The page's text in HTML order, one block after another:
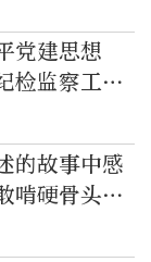
党建思想
检监察工作
作风建设常
的故事中感
硬骨头，